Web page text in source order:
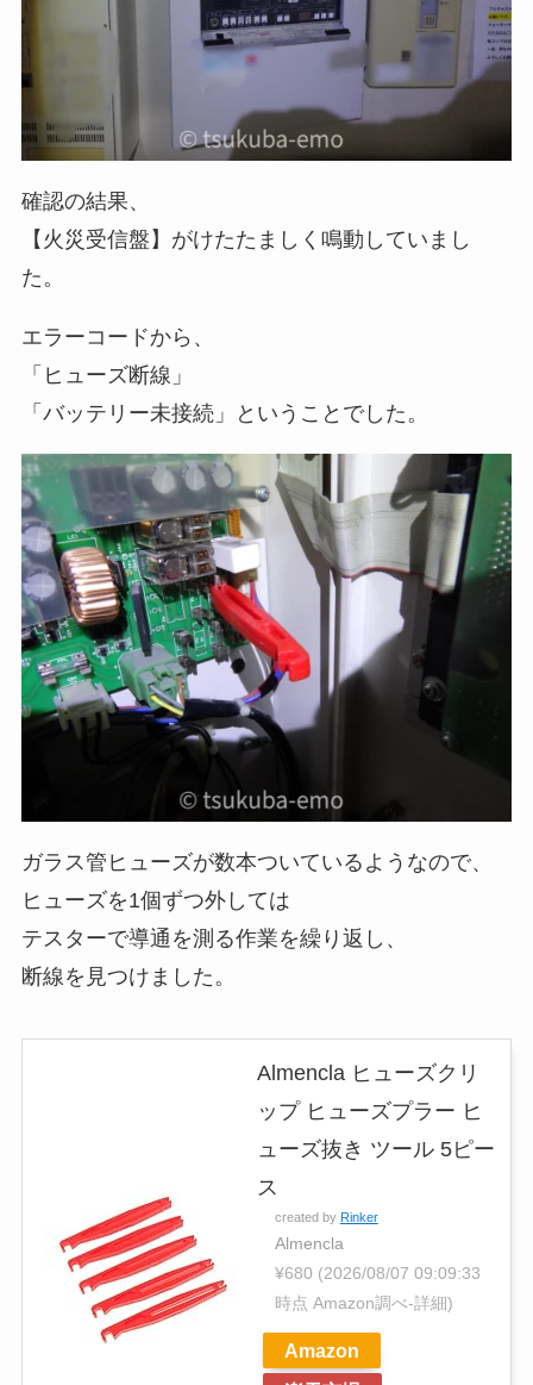
確認の結果、
【火災受信盤】がけたたましく鳴動していまし
た。
エラーコードから、
「ヒューズ断線」
「バッテリー未接続」ということでした。
ガラス管ヒューズが数本ついているようなので、
ヒューズを1個ずつ外しては
テスターで導通を測る作業を繰り返し、
断線を見つけました。
Almencla ヒューズクリ
ップ ヒューズプラー ヒ
ューズ抜き ツール 5ピー
ス
created by Rinker
Almencla
¥680 (2026/08/07 09:09:33
時点 Amazon調べ-詳細)
Amazon